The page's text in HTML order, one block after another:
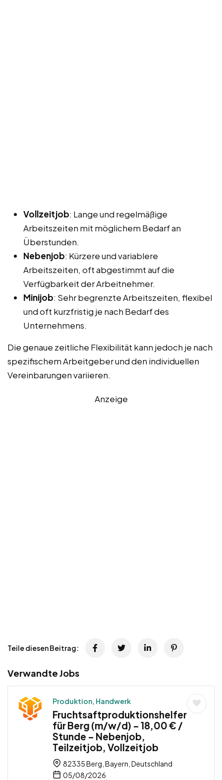
Vollzeitjob: Lange und regelmäßige
Arbeitszeiten mit möglichem Bedarf an
Überstunden.
Nebenjob: Kürzere und variablere
Arbeitszeiten, oft abgestimmt auf die
Verfügbarkeit der Arbeitnehmer.
Minijob: Sehr begrenzte Arbeitszeiten, flexibel
und oft kurzfristig je nach Bedarf des
Unternehmens.
Die genaue zeitliche Flexibilität kann jedoch je nach
spezifischem Arbeitgeber und den individuellen
Vereinbarungen variieren.
Anzeige
Teile diesen Beitrag:
Verwandte Jobs
Produktion, Handwerk
Fruchtsaftproduktionshelfer
für Berg (m/w/d) – 18,00 € /
Stunde – Nebenjob,
Teilzeitjob, Vollzeitjob
82335 Berg, Bayern, Deutschland
05/08/2026